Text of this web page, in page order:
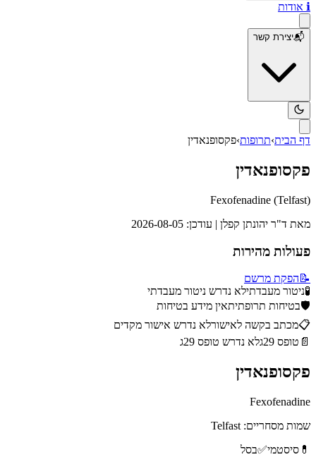
ℹ️ אודות
📬יצירת קשר
דף הבית›תרופות›פקסופנאדין
פקסופנאדין
Fexofenadine (Telfast)
מאת ד"ר יהונתן קפלן | עודכן: 2026-08-05
פעולות מהירות
📝 הפקת מרשם
🧪ניטור מעבדתילא נדרש ניטור מעבדתי
🛡️בטיחות תרופתיתאין מידע בטיחות
📋מכתב בקשה לאישורלא נדרש אישור מקדים
📄 טופס 29ג לא נדרש טופס 29ג
פקסופנאדין
Fexofenadine
שמות מסחריים: Telfast
💊 סיסטמי✅בסל